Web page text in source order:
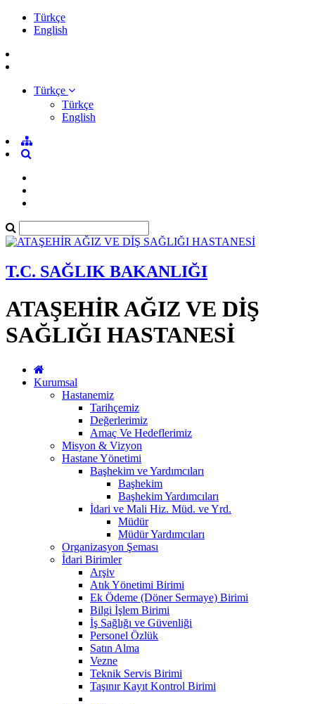
Türkçe
English
Türkçe
Türkçe
English
T.C. SAĞLIK BAKANLIĞI
ATAŞEHİR AĞIZ VE DİŞ
SAĞLIĞI HASTANESİ
Kurumsal
Hastanemiz
Tarihçemiz
Değerlerimiz
Amaç Ve Hedeflerimiz
Misyon & Vizyon
Hastane Yönetimi
Başhekim ve Yardımcıları
Başhekim
Başhekim Yardımcıları
İdari ve Mali Hiz. Müd. ve Yrd.
Müdür
Müdür Yardımcıları
Organizasyon Şeması
İdari Birimler
Arşiv
Atık Yönetimi Birimi
Ek Ödeme (Döner Sermaye) Birimi
Bilgi İşlem Birimi
İş Sağlığı ve Güvenliği
Personel Özlük
Satın Alma
Vezne
Teknik Servis Birimi
Taşınır Kayıt Kontrol Birimi